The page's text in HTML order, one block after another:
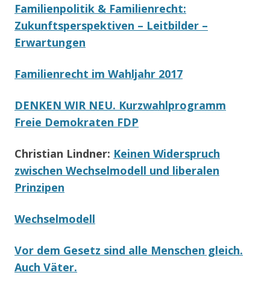
Familienpolitik & Familienrecht:
Zukunftsperspektiven – Leitbilder –
Erwartungen
Familienrecht im Wahljahr 2017
DENKEN WIR NEU. Kurzwahlprogramm
Freie Demokraten FDP
Christian Lindner: Keinen Widerspruch
zwischen Wechselmodell und liberalen
Prinzipen
Wechselmodell
Vor dem Gesetz sind alle Menschen gleich.
Auch Väter.